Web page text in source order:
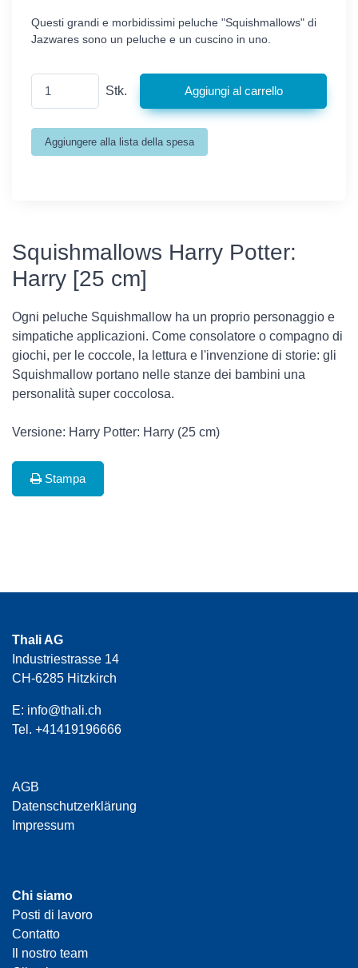
Questi grandi e morbidissimi peluche "Squishmallows" di
Jazwares sono un peluche e un cuscino in uno.
Stk.
Squishmallows Harry Potter:
Harry [25 cm]
Ogni peluche Squishmallow ha un proprio personaggio e
simpatiche applicazioni. Come consolatore o compagno di
giochi, per le coccole, la lettura e l'invenzione di storie: gli
Squishmallow portano nelle stanze dei bambini una
personalità super coccolosa.
Versione: Harry Potter: Harry (25 cm)
Stampa
Thali AG
Industriestrasse 14
CH-6285 Hitzkirch
E: info@thali.ch
Tel. +41419196666
AGB
Datenschutzerklärung
Impressum
Chi siamo
Posti di lavoro
Contatto
Il nostro team